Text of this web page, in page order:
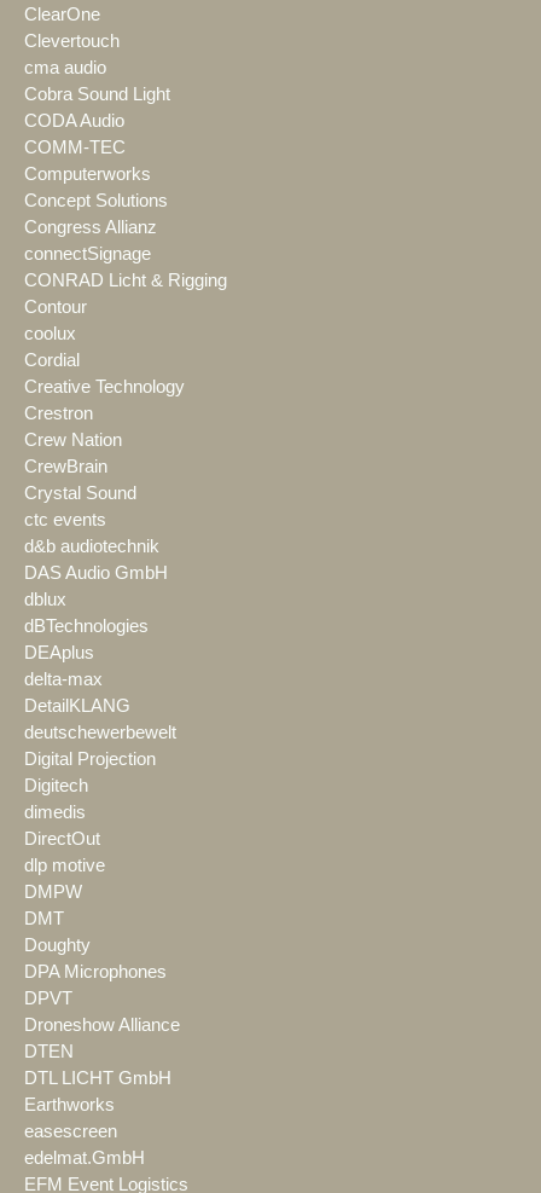
ClearOne
Clevertouch
cma audio
Cobra Sound Light
CODA Audio
COMM-TEC
Computerworks
Concept Solutions
Congress Allianz
connectSignage
CONRAD Licht & Rigging
Contour
coolux
Cordial
Creative Technology
Crestron
Crew Nation
CrewBrain
Crystal Sound
ctc events
d&b audiotechnik
DAS Audio GmbH
dblux
dBTechnologies
DEAplus
delta-max
DetailKLANG
deutschewerbewelt
Digital Projection
Digitech
dimedis
DirectOut
dlp motive
DMPW
DMT
Doughty
DPA Microphones
DPVT
Droneshow Alliance
DTEN
DTL LICHT GmbH
Earthworks
easescreen
edelmat.GmbH
EFM Event Logistics